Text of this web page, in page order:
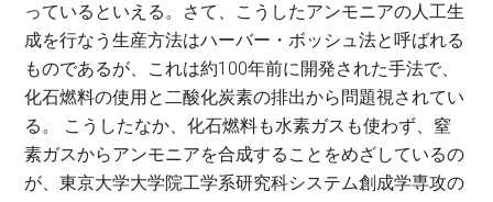
能
を
解
す
る
っているといえる。さて、こうしたアンモニアの人工生
成を行なう生産方法はハーバー・ボッシュ法と呼ばれる
ものであるが、これは約100年前に開発された手法で、
化石燃料の使用と二酸化炭素の排出から問題視されてい
る。 こうしたなか、化石燃料も水素ガスも使わず、窒
素ガスからアンモニアを合成することをめざしているの
が、東京大学大学院工学系研究科システム創成学専攻の